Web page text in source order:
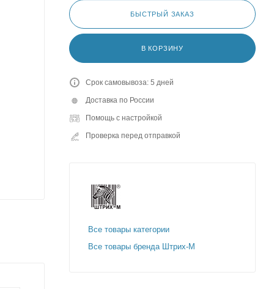
БЫСТРЫЙ ЗАКАЗ
В КОРЗИНУ
Срок самовывоза: 5 дней
Доставка по России
Помощь с настройкой
Проверка перед отправкой
Все товары категории
Все товары бренда Штрих-М